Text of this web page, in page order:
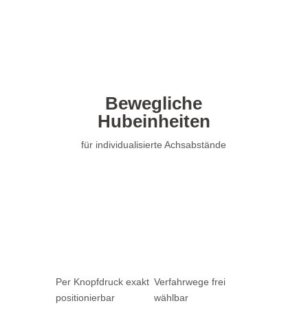
Bewegliche
Hubeinheiten
für individualisierte Achsabstände
Per Knopf­druck exakt
positionier­­bar
Verfahrwege frei
wählbar